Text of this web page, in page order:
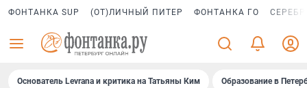
ФОНТАНКА SUP (ОТ)ЛИЧНЫЙ ПИТЕР ФОНТАНКА ГО
Основатель Levrana и критика на Татьяны Ким Образование в